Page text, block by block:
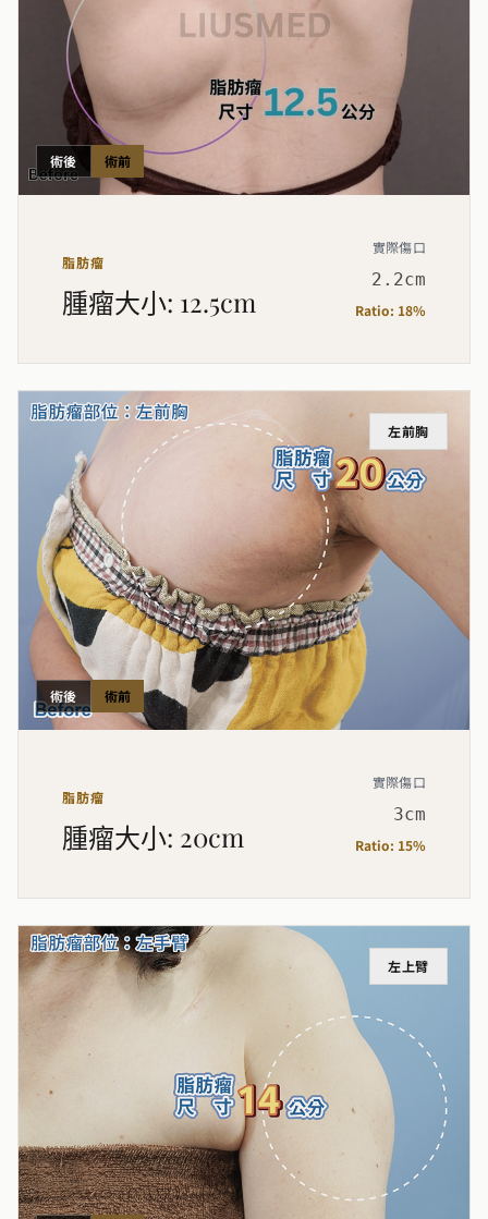
術後 術前
脂肪瘤
腫瘤大小: 12.5cm
實際傷口
2.2cm
Ratio: 18%
左前胸
術後 術前
脂肪瘤
腫瘤大小: 20cm
實際傷口
3cm
Ratio: 15%
左上臂